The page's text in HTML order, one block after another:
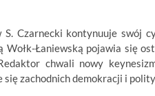
S. Czarnecki kontynuuje swój
Wołk-Łaniewską pojawia się
chwali nowy
się zachodnich demokracji i